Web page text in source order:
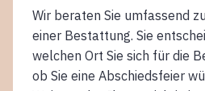
Wir beraten Sie umfassend
einer Bestattung. Sie
welchen Ort Sie sich für die
ob Sie eine Abschiedsfeier